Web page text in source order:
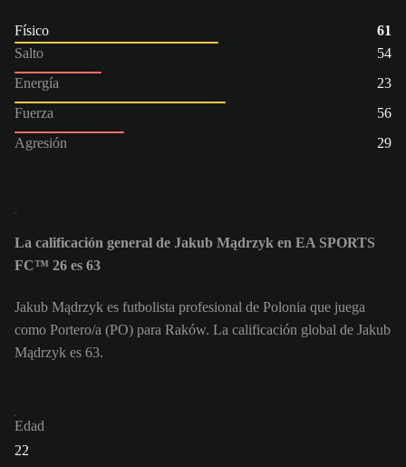
Físico
61
Salto
54
Energía
23
Fuerza
56
Agresión
29
La calificación general de Jakub Mądrzyk en EA SPORTS
FC™ 26 es 63
Jakub Mądrzyk es futbolista profesional de Polonia que juega
como Portero/a (PO) para Raków. La calificación global de Jakub
Mądrzyk es 63.
Edad
22